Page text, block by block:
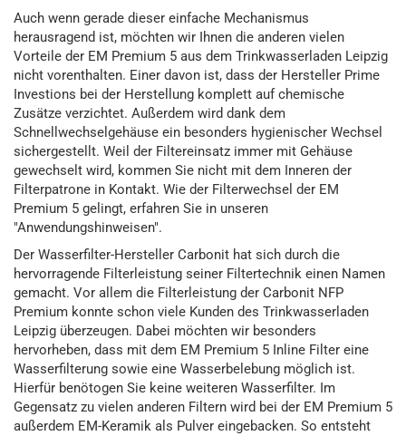
Auch wenn gerade dieser einfache Mechanismus
herausragend ist, möchten wir Ihnen die anderen vielen
Vorteile der EM Premium 5 aus dem Trinkwasserladen Leipzig
nicht vorenthalten. Einer davon ist, dass der Hersteller Prime
Investions bei der Herstellung komplett auf chemische
Zusätze verzichtet. Außerdem wird dank dem
Schnellwechselgehäuse ein besonders hygienischer Wechsel
sichergestellt. Weil der Filtereinsatz immer mit Gehäuse
gewechselt wird, kommen Sie nicht mit dem Inneren der
Filterpatrone in Kontakt. Wie der Filterwechsel der EM
Premium 5 gelingt, erfahren Sie in unseren
"Anwendungshinweisen".
Der Wasserfilter-Hersteller Carbonit hat sich durch die
hervorragende Filterleistung seiner Filtertechnik einen Namen
gemacht. Vor allem die Filterleistung der Carbonit NFP
Premium konnte schon viele Kunden des Trinkwasserladen
Leipzig überzeugen. Dabei möchten wir besonders
hervorheben, dass mit dem EM Premium 5 Inline Filter eine
Wasserfilterung sowie eine Wasserbelebung möglich ist.
Hierfür benötogen Sie keine weiteren Wasserfilter. Im
Gegensatz zu vielen anderen Filtern wird bei der EM Premium 5
außerdem EM-Keramik als Pulver eingebacken. So entsteht